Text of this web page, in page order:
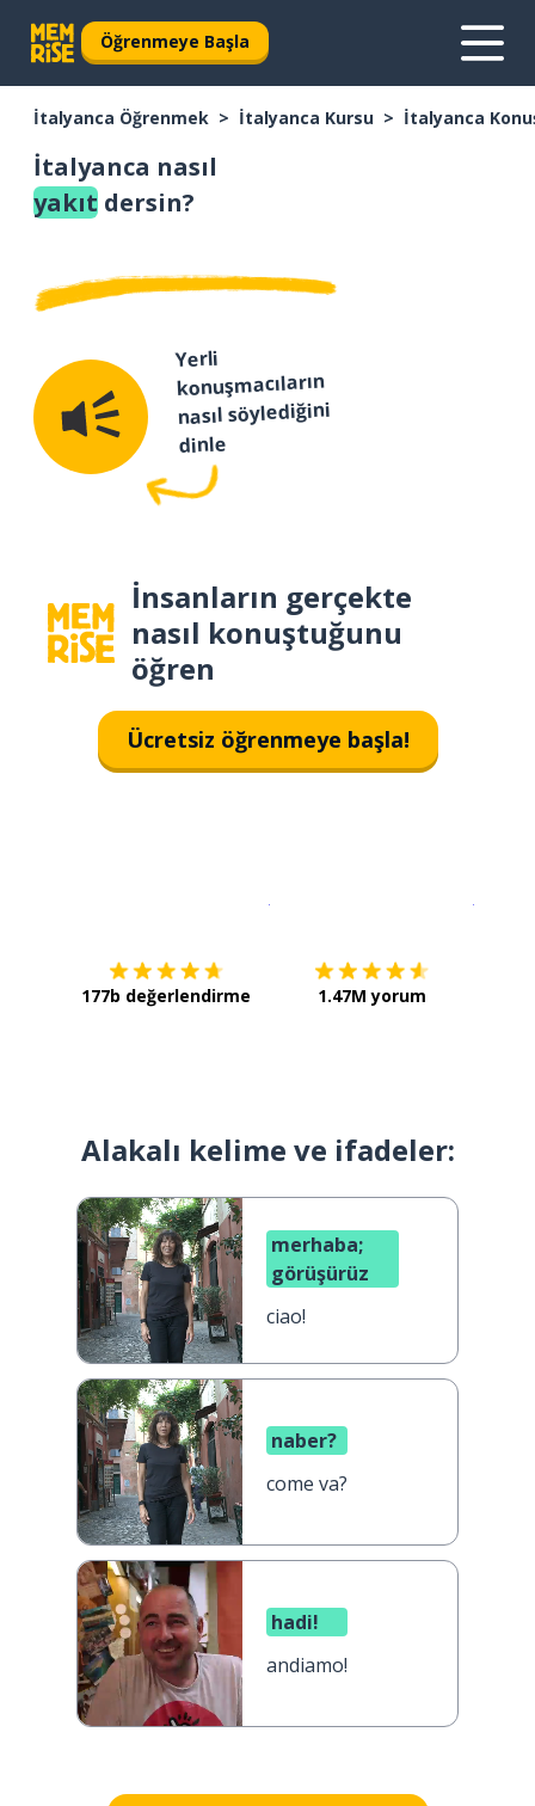
Öğrenmeye Başla
İtalyanca Öğrenmek İtalyanca Kursu İtalyanca
İtalyanca nasıl
yakıt dersin?
Yerli
konuşmacıların
nasıl söylediğini
dinle
İnsanların gerçekte
nasıl konuştuğunu
öğren
Ücretsiz öğrenmeye başla!
177b değerlendirme 1.47M yorum
Alakalı kelime ve ifadeler:
merhaba;
görüşürüz
ciao!
naber?
come va?
hadi!
andiamo!